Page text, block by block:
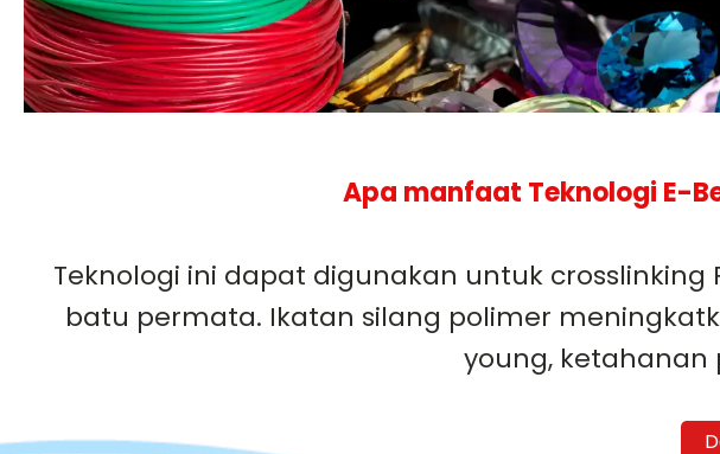
Apa manfaat Teknologi E-
Teknologi ini dapat digunakan untuk crosslinking
batu permata. Ikatan silang polimer
young, ketahanan